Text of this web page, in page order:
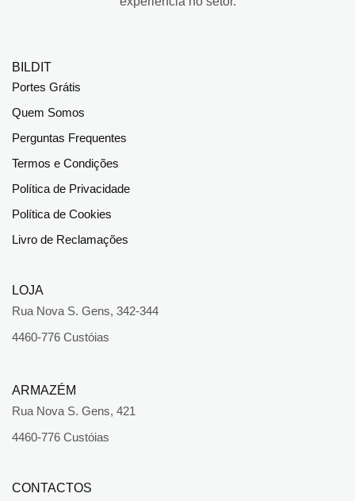
BILDIT
Portes Grátis
Quem Somos
Perguntas Frequentes
Termos e Condições
Política de Privacidade
Política de Cookies
Livro de Reclamações
LOJA
Rua Nova S. Gens, 342-344
4460-776 Custóias
ARMAZÉM
Rua Nova S. Gens, 421
4460-776 Custóias
CONTACTOS